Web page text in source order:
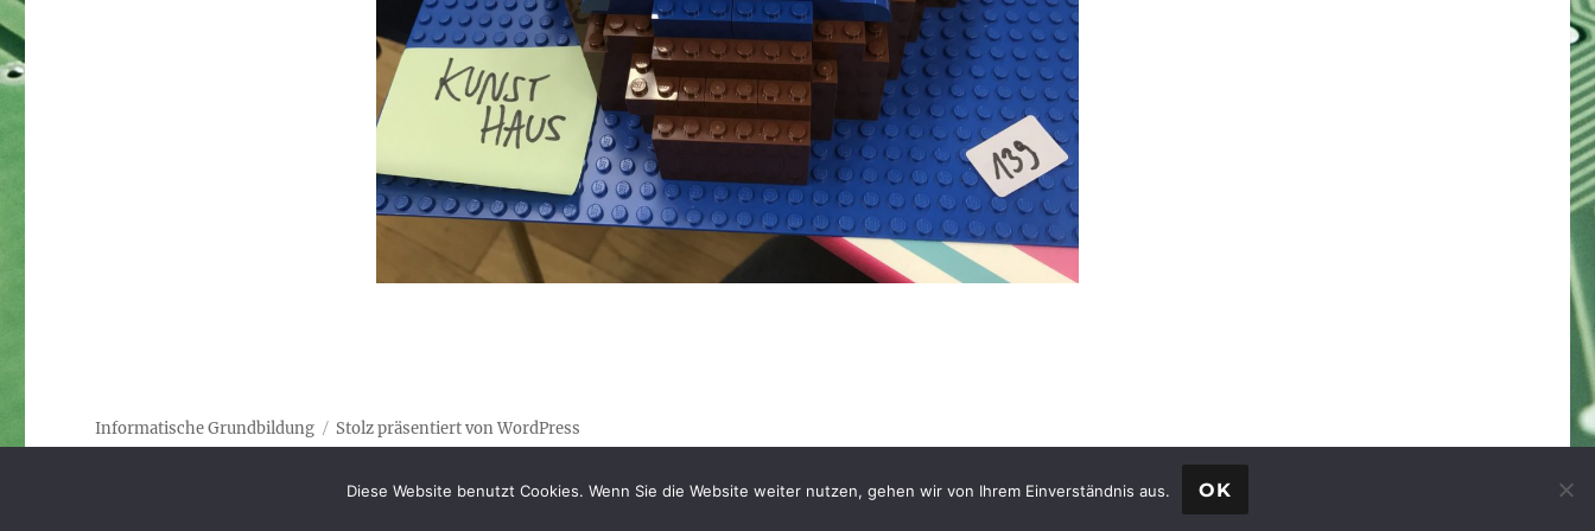
Informatische Grundbildung Stolz präsentiert von WordPress
Diese Website benutzt Cookies. Wenn Sie die Website weiter nutzen, gehen wir von Ihrem Einverständnis aus. OK